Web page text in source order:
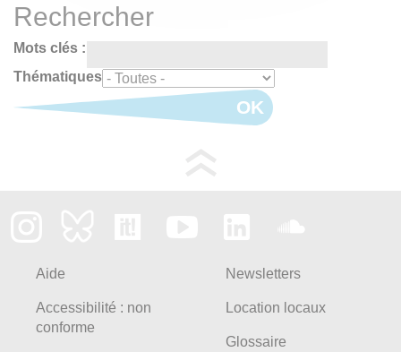
Rechercher
Mots clés :
Thématiques
OK
Aide
Accessibilité : non
conforme
Newsletters
Location locaux
Glossaire